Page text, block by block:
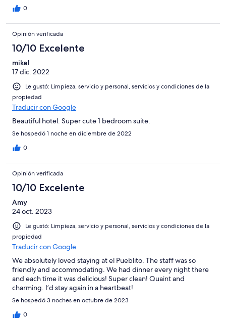
0
Opinión verificada
10/10 Excelente
mikel
17 dic. 2022
Le gustó: Limpieza, servicio y personal, servicios y condiciones de la
propiedad
Traducir con Google
Beautiful hotel. Super cute 1 bedroom suite.
Se hospedó 1 noche en diciembre de 2022
0
Opinión verificada
10/10 Excelente
Amy
24 oct. 2023
Le gustó: Limpieza, servicio y personal, servicios y condiciones de la
propiedad
Traducir con Google
We absolutely loved staying at el Pueblito. The staff was so
friendly and accommodating. We had dinner every night there
and each time it was delicious! Super clean! Quaint and
charming. I’d stay again in a heartbeat!
Se hospedó 3 noches en octubre de 2023
0